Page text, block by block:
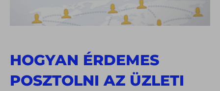
HOGYAN ÉRDEMES
POSZTOLNI AZ ÜZLETI